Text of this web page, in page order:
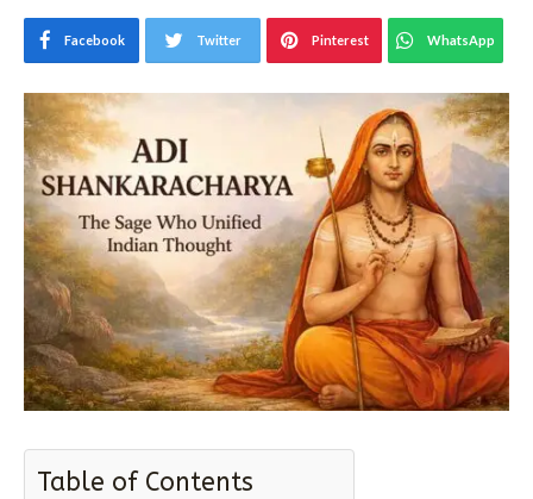
Facebook Twitter Pinterest WhatsApp
Table of Contents